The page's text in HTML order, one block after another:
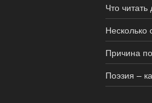
Что
Несколько
Причина
Поэзия –